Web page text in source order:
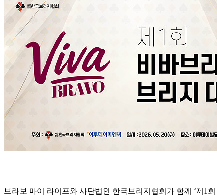
브라보 마이 라이프와 사단법인 한국브리지협회가 함께 ‘제1